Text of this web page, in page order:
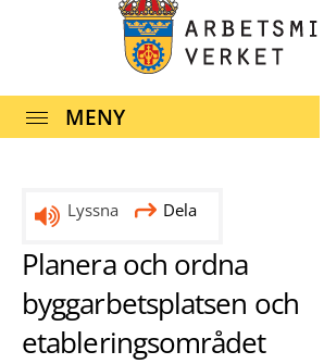
MENY
Lyssna Dela
Planera och ordna
byggarbetsplatsen och
etableringsområdet